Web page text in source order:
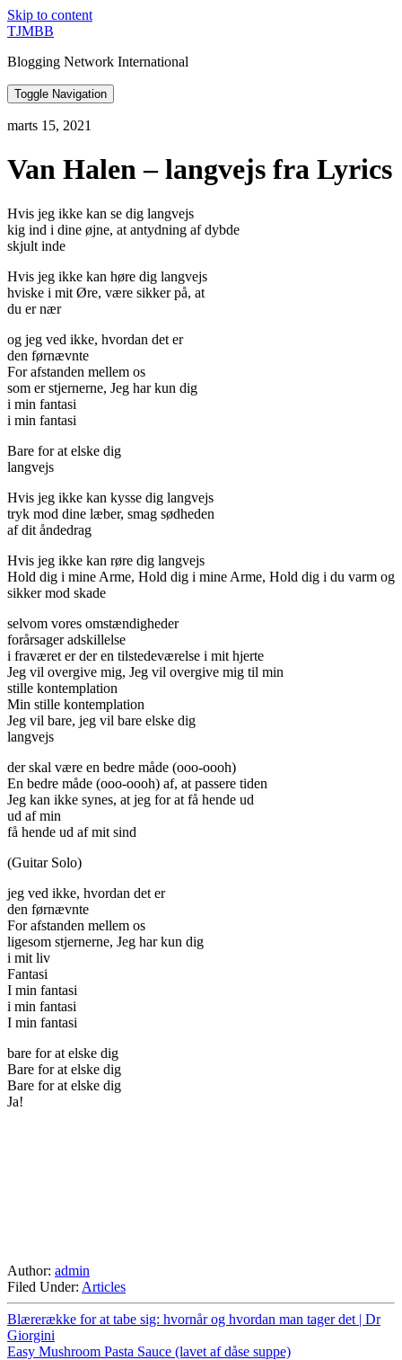
Skip to content
TJMBB
Blogging Network International
Toggle Navigation
marts 15, 2021
Van Halen – langvejs fra Lyrics
Hvis jeg ikke kan se dig langvejs
kig ind i dine øjne, at antydning af dybde
skjult inde
Hvis jeg ikke kan høre dig langvejs
hviske i mit Øre, være sikker på, at
du er nær
og jeg ved ikke, hvordan det er
den førnævnte
For afstanden mellem os
som er stjernerne, Jeg har kun dig
i min fantasi
i min fantasi
Bare for at elske dig
langvejs
Hvis jeg ikke kan kysse dig langvejs
tryk mod dine læber, smag sødheden
af dit åndedrag
Hvis jeg ikke kan røre dig langvejs
Hold dig i mine Arme, Hold dig i mine Arme, Hold dig i du varm og
sikker mod skade
selvom vores omstændigheder
forårsager adskillelse
i fraværet er der en tilstedeværelse i mit hjerte
Jeg vil overgive mig, Jeg vil overgive mig til min
stille kontemplation
Min stille kontemplation
Jeg vil bare, jeg vil bare elske dig
langvejs
der skal være en bedre måde (ooo-oooh)
En bedre måde (ooo-oooh) af, at passere tiden
Jeg kan ikke synes, at jeg for at få hende ud
ud af min
få hende ud af mit sind
(Guitar Solo)
jeg ved ikke, hvordan det er
den førnævnte
For afstanden mellem os
ligesom stjernerne, Jeg har kun dig
i mit liv
Fantasi
I min fantasi
i min fantasi
I min fantasi
bare for at elske dig
Bare for at elske dig
Bare for at elske dig
Ja!
Author: admin
Filed Under: Articles
Blærerække for at tabe sig: hvornår og hvordan man tager det | Dr
Giorgini
Easy Mushroom Pasta Sauce (lavet af dåse suppe)